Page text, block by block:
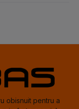
obisnuit pentru a